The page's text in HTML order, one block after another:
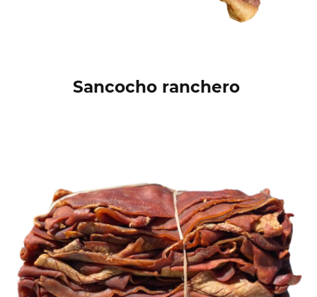
Sancocho ranchero